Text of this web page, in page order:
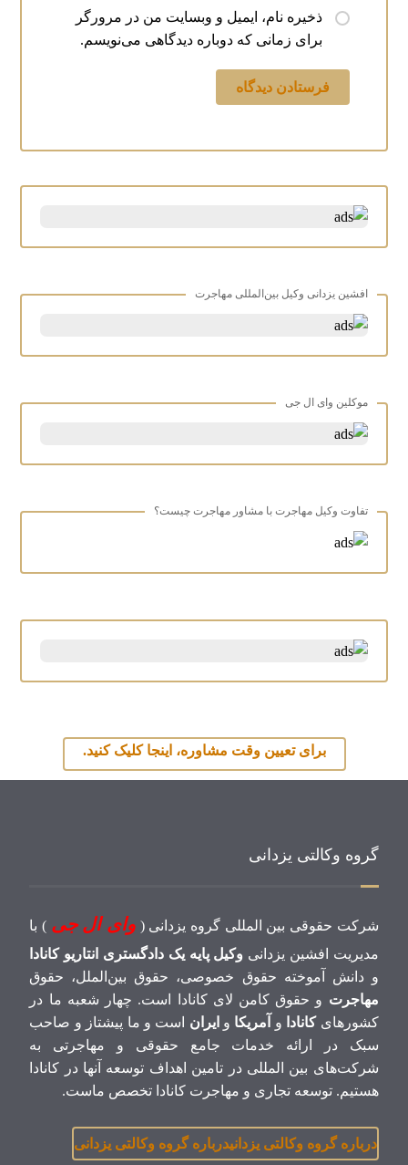
ذخیره نام، ایمیل و وبسایت من در مرورگر
برای زمانی که دوباره دیدگاهی می‌نویسم.
افشین یزدانی وکیل بین‌المللی مهاجرت
موکلین وای ال جی
تفاوت وکیل مهاجرت با مشاور مهاجرت چیست؟
برای تعیین وقت مشاوره، اینجا کلیک کنید.
گروه وکالتی یزدانی
شرکت حقوقی بین المللی گروه یزدانی ( وای ال جی ) با
مدیریت افشین یزدانی وکیل پایه یک دادگستری انتاریو کانادا
و دانش آموخته حقوق خصوصی، حقوق بین‌الملل، حقوق
مهاجرت و حقوق کامن لای کانادا است. چهار شعبه ما در
کشورهایکانادا و آمریکا و ایران است و ما پیشتاز و صاحب
سبک در ارائه خدمات جامع حقوقی و مهاجرتی به
شرکت‌های بین المللی در تامین اهداف توسعه آنها در کانادا
هستیم. توسعه تجاری و مهاجرت کانادا تخصص ماست.
درباره گروه وکالتی یزدانیدرباره گروه وکالتی یزدانی